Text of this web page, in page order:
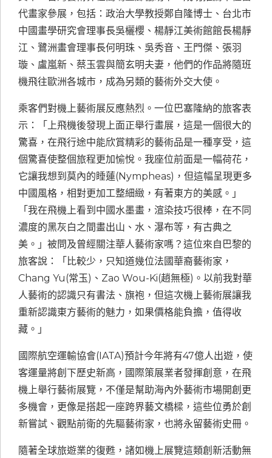
代畫家參展，包括：政治大學教授鄭自隆博士、台北市
中國畫學研究會理事長吳欐櫻、楊靜江美術館館長楊靜
江、鷺洲畫會理事長何明珠、吳秀音、王門傑、張羽
璇、盧嵐新、蔡玉雲與簡玄明夫妻，他們的作品將隨班
機飛往歐洲各城市，成為另類的藝術外交大使。
乘客們對機上藝術展反應熱烈。一位巴塞隆納的旅客表
示：「上飛機後發現上面正舉行畫展，這是一個很大的
驚喜，在飛行途中能欣賞精彩的藝術品是一種享受，這
個驚喜使整個旅程更加愉悅。我座位前面是一幅荷花，
它讓我想到莫內的睡蓮(Nympheas)，但這幅呈現更多
中國風格，相對更加工整細緻，有著東方的美感。」
「我在飛機上看到中國水墨畫，渲染技巧很棒，在不同
濃度的黑灰白之間畫出山、水、瀑布等，有古典之
美。」被問及曾經關注華人藝術家嗎？這位來自巴黎的
旅客說：「比較少，只知道幾位法國華裔藝術家，
Chang Yu(常玉)、Zao Wou-Ki(趙無極)。以前我對華
人藝術的認識只有書法、旗袍，但這次機上藝術展讓我
重新認識東方藝術的魅力，如果價格能負擔，值得收
藏。」
國際航空運輸協會(IATA)預計今年將有47億人出遊，使
客運量將創下歷史新高，國際策展業者發揮創意，在飛
機上舉行藝術展覽，不僅是幫助海內外藝術市場開創更
多機會，更像是搭起一座跨界藝文橋樑，這些位勇於創
新嘗試、觀點前衛的先驅藝術家，也將永留藝術史冊。
隨著全球旅遊業的復甦，諸如機上展覽這類創新活動無